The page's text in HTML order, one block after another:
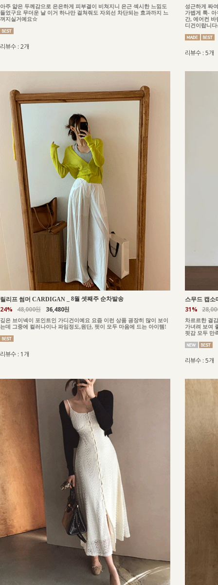
아주 얇은 두께감으로 은은하게 피부결이 비쳐지니 은근 섹시한 느낌도
들었구요 무더운 날 이거 하나만 걸쳐줘도 자외선 차단되는 효과까지 느
껴지실거예요☆
리뷰수 : 2개
성근하게 짜
가볍게 툭-
간, 에어컨 바
디건이랍니
리뷰수 : 5개
릴리프 썸머 CARDIGAN 8월 셋째주 순차발송
24% 48,000원 36,480원
깊은 브이넥이 포인트인 가디건이예요 요즘 이런 상품 굉장히 많이 보이
는데 그중에 컬러나이나 파임정도,원단, 핏이 모두 마음에 드는 아이템!
리뷰수 : 1개
스무드 캡
31%
차르르한 결
가녀려 보여
핏감 모두 만
리뷰수 : 5개